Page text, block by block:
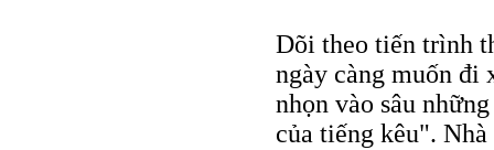
Dõi theo tiến trình
ngày càng muốn đi
nhọn vào sâu
của tiếng kêu".